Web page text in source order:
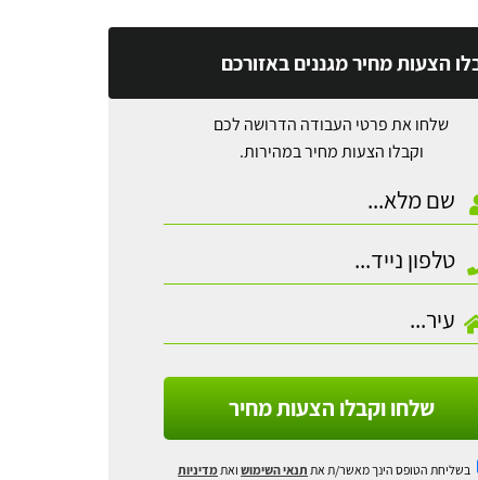
הצעות מחיר מגננים באזורכם
שלחו את פרטי העבודה הדרושה לכם
וקבלו הצעות מחיר במהירות.
שלחו וקבלו הצעות מחיר
בשליחת הטופס הינך מאשר/ת את תנאי השימושואת מדיניות